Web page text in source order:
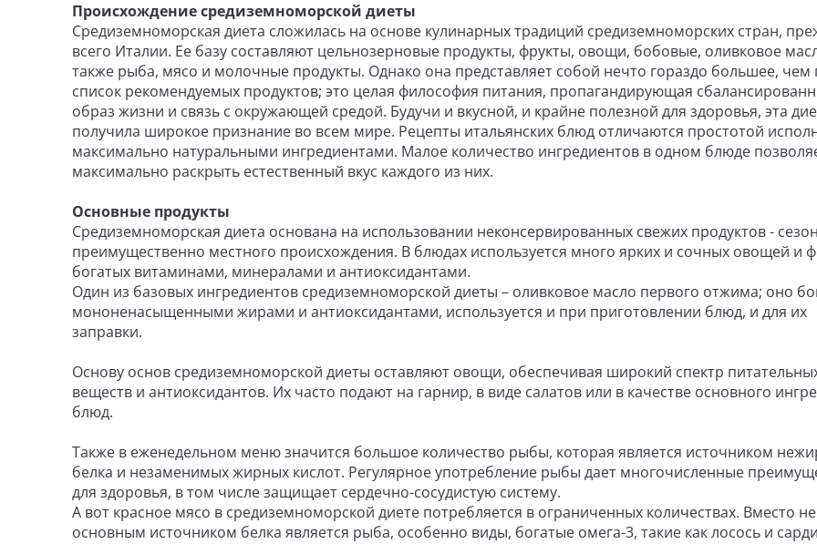
Происхождение средиземноморской диеты
Средиземноморская диета сложилась на основе кулинарных традиций средиземноморских стран,
всего Италии. Ее базу составляют цельнозерновые продукты, фрукты, овощи, бобовые, оливковое
также рыба, мясо и молочные продукты. Однако она представляет собой нечто гораздо большее, чем
список рекомендуемых продуктов; это целая философия питания, пропагандирующая
образ жизни и связь с окружающей средой. Будучи и вкусной, и крайне полезной для здоровья, эта
получила широкое признание во всем мире. Рецепты итальянских блюд отличаются простотой
максимально натуральными ингредиентами. Малое количество ингредиентов в одном блюде
максимально раскрыть естественный вкус каждого из них.
Основные продукты
Средиземноморская диета основана на использовании неконсервированных свежих продуктов -
преимущественно местного происхождения. В блюдах используется много ярких и сочных овощей и
богатых витаминами, минералами и антиоксидантами.
Один из базовых ингредиентов средиземноморской диеты – оливковое масло первого отжима; оно
мононенасыщенными жирами и антиоксидантами, используется и при приготовлении блюд, и для их
заправки.
Основу основ средиземноморской диеты оставляют овощи, обеспечивая широкий спектр
веществ и антиоксидантов. Их часто подают на гарнир, в виде салатов или в качестве основного
блюд.
Также в еженедельном меню значится большое количество рыбы, которая является источником
белка и незаменимых жирных кислот. Регулярное употребление рыбы дает многочисленные
для здоровья, в том числе защищает сердечно-сосудистую систему.
А вот красное мясо в средиземноморской диете потребляется в ограниченных количествах. Вместо
основным источником белка является рыба, особенно виды, богатые омега-3, такие как лосось и